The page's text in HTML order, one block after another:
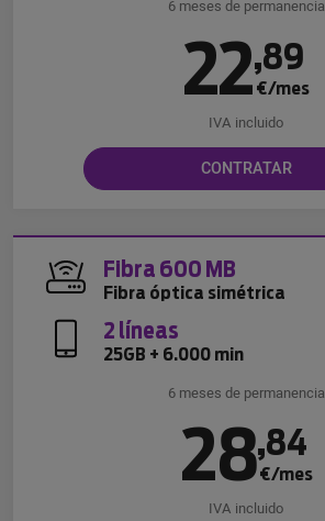
6 meses de permanencia
22,89
€/mes
IVA incluido
CONTRATAR
Fibra 600 MB
Fibra óptica simétrica
2 líneas
25GB + 6.000 min
6 meses de permanencia
28,84
€/mes
IVA incluido